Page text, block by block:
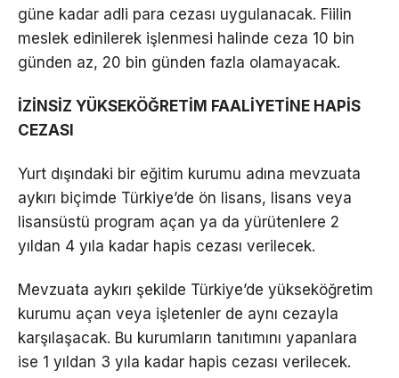
güne kadar adli para cezası uygulanacak. Fiilin
meslek edinilerek işlenmesi halinde ceza 10 bin
günden az, 20 bin günden fazla olamayacak.
İZİNSİZ YÜKSEKÖĞRETİM FAALİYETİNE HAPİS
CEZASI
Yurt dışındaki bir eğitim kurumu adına mevzuata
aykırı biçimde Türkiye’de ön lisans, lisans veya
lisansüstü program açan ya da yürütenlere 2
yıldan 4 yıla kadar hapis cezası verilecek.
Mevzuata aykırı şekilde Türkiye’de yükseköğretim
kurumu açan veya işletenler de aynı cezayla
karşılaşacak. Bu kurumların tanıtımını yapanlara
ise 1 yıldan 3 yıla kadar hapis cezası verilecek.